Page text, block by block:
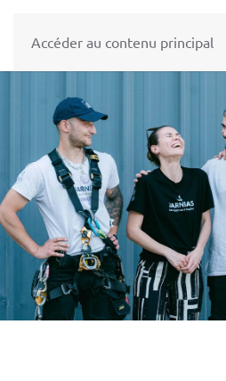
Accéder au contenu principal